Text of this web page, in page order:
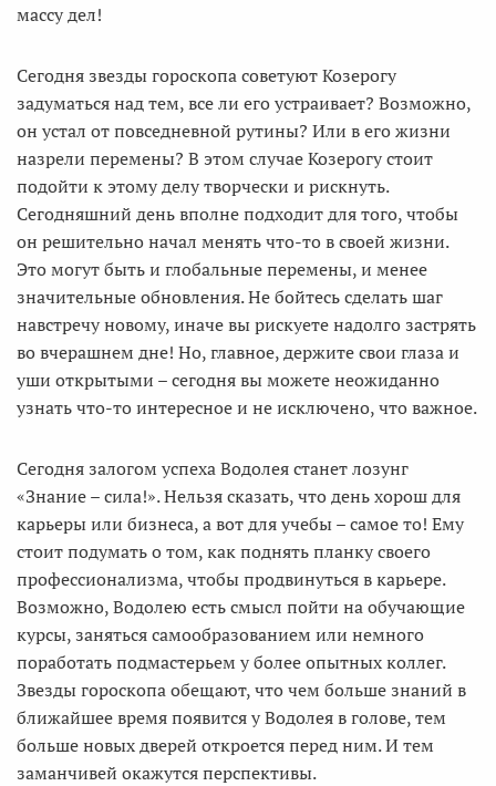
массу дел!
Сегодня звезды гороскопа советуют Козерогу
задуматься над тем, все ли его устраивает? Возможно,
он устал от повседневной рутины? Или в его жизни
назрели перемены? В этом случае Козерогу стоит
подойти к этому делу творчески и рискнуть.
Сегодняшний день вполне подходит для того, чтобы
он решительно начал менять что-то в своей жизни.
Это могут быть и глобальные перемены, и менее
значительные обновления. Не бойтесь сделать шаг
навстречу новому, иначе вы рискуете надолго застрять
во вчерашнем дне! Но, главное, держите свои глаза и
уши открытыми – сегодня вы можете неожиданно
узнать что-то интересное и не исключено, что важное.
Сегодня залогом успеха Водолея станет лозунг
«Знание – сила!». Нельзя сказать, что день хорош для
карьеры или бизнеса, а вот для учебы – самое то! Ему
стоит подумать о том, как поднять планку своего
профессионализма, чтобы продвинуться в карьере.
Возможно, Водолею есть смысл пойти на обучающие
курсы, заняться самообразованием или немного
поработать подмастерьем у более опытных коллег.
Звезды гороскопа обещают, что чем больше знаний в
ближайшее время появится у Водолея в голове, тем
больше новых дверей откроется перед ним. И тем
заманчивей окажутся перспективы.